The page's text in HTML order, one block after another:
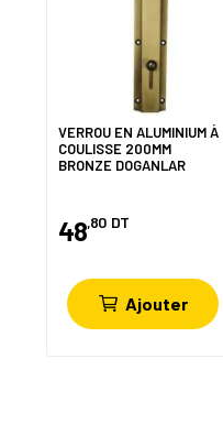
VERROU EN ALUMINIUM À
COULISSE 200MM
BRONZE DOGANLAR
48,80 DT
Ajouter